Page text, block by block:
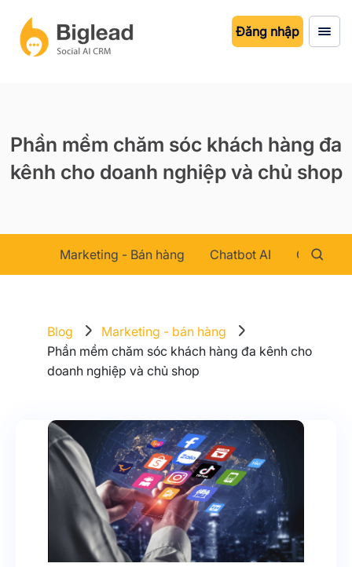
Đăng nhập
Phần mềm chăm sóc khách hàng đa
kênh cho doanh nghiệp và chủ shop
Marketing - Bán hàng Chatbot AI Chăm
Blog
Marketing - bán hàng
Phần mềm chăm sóc khách hàng đa kênh cho
doanh nghiệp và chủ shop